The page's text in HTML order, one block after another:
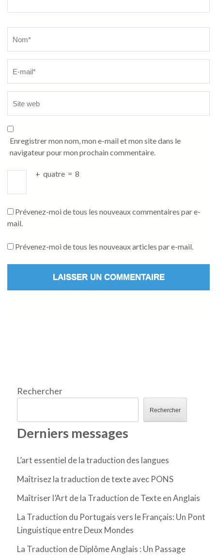
Enregistrer mon nom, mon e-mail et mon site dans le
navigateur pour mon prochain commentaire.
+ quatre = 8
Prévenez-moi de tous les nouveaux commentaires par e-
mail.
Prévenez-moi de tous les nouveaux articles par e-mail.
Rechercher
Rechercher
Derniers messages
L’art essentiel de la traduction des langues
Maîtrisez la traduction de texte avec PONS
Maîtriser l’Art de la Traduction de Texte en Anglais
La Traduction du Portugais vers le Français: Un Pont
Linguistique entre Deux Mondes
La Traduction de Diplôme Anglais : Un Passage